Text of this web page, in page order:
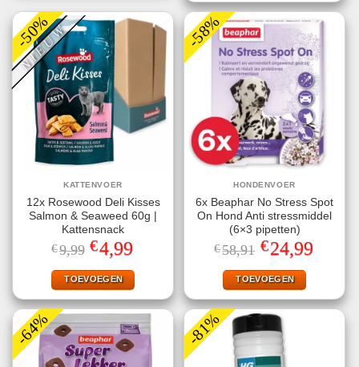
-50%
NIEUW
KATTENVOER
12x Rosewood Deli Kisses
Salmon & Seaweed 60g |
Kattensnack
€9,99 Oorspronkelijke
prijs
was:
€9,99.
€4,99
is:
€4,99.
TOEVOEGEN
-58%
HONDENVOER
6x Beaphar No Stress Spot
On Hond Anti stressmiddel
(6×3 pipetten)
€58,91 Oorspronkelijke
prijs
was:
€58,91.
€24,99Huidige
prijs
TOEVOEGEN
-64% -81%